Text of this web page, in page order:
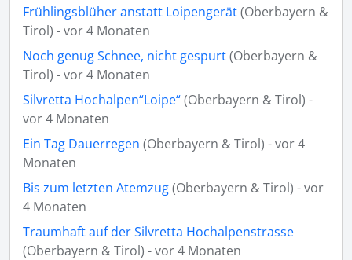
Frühlingsblüher anstatt Loipengerät(Oberbayern &
Tirol) - vor 4 Monaten
Noch genug Schnee, nicht gespurt(Oberbayern &
Tirol) - vor 4 Monaten
Silvretta Hochalpen“Loipe“(Oberbayern & Tirol) -
vor 4 Monaten
Ein Tag Dauerregen (Oberbayern & Tirol) - vor 4
Monaten
Bis zum letzten Atemzug(Oberbayern & Tirol) - vor
4 Monaten
Traumhaft auf der Silvretta Hochalpenstrasse
(Oberbayern & Tirol) - vor 4 Monaten